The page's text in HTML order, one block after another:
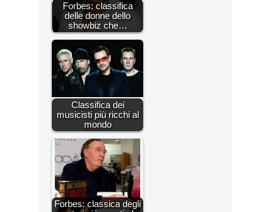
Forbes: classifica
delle donne dello
showbiz che…
Classifica dei
musicisti più ricchi al
mondo
Forbes: classica degli